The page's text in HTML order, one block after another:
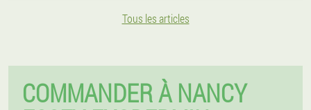
Tous les articles
COMMANDER À NANCY